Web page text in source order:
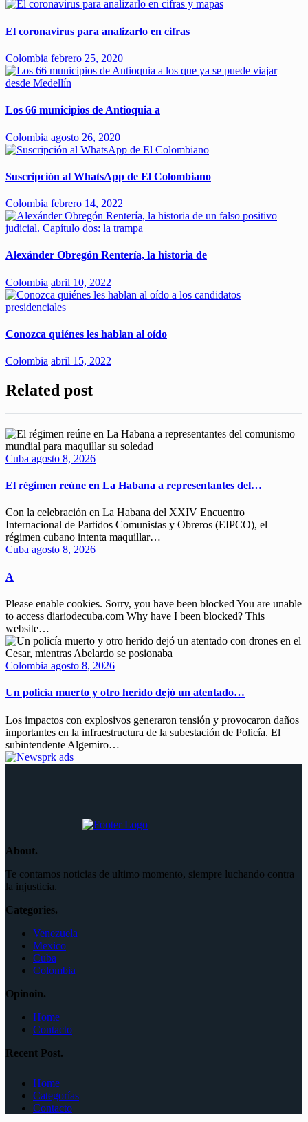
El coronavirus para analizarlo en cifras
Colombia febrero 25, 2020
Los 66 municipios de Antioquia a
Colombia agosto 26, 2020
Suscripción al WhatsApp de El Colombiano
Colombia febrero 14, 2022
Alexánder Obregón Rentería, la historia de
Colombia abril 10, 2022
Conozca quiénes les hablan al oído
Colombia abril 15, 2022
Related post
Cuba agosto 8, 2026
El régimen reúne en La Habana a representantes del…
Con la celebración en La Habana del XXIV Encuentro
Internacional de Partidos Comunistas y Obreros (EIPCO), el
régimen cubano intenta maquillar…
Cuba agosto 8, 2026
A
Please enable cookies. Sorry, you have been blocked You are unable
to access diariodecuba.com Why have I been blocked? This
website…
Colombia agosto 8, 2026
Un policía muerto y otro herido dejó un atentado…
Los impactos con explosivos generaron tensión y provocaron daños
importantes en la infraestructura de la subestación de Policía. El
subintendente Algemiro…
About.
Te contamos noticias de ultimo momento, siempre luchando contra
la injusticia.
Categories.
Venezuela
Mexico
Cuba
Colombia
Opinoin.
Home
Contacto
Recent Post.
Home
Categorías
Contacto